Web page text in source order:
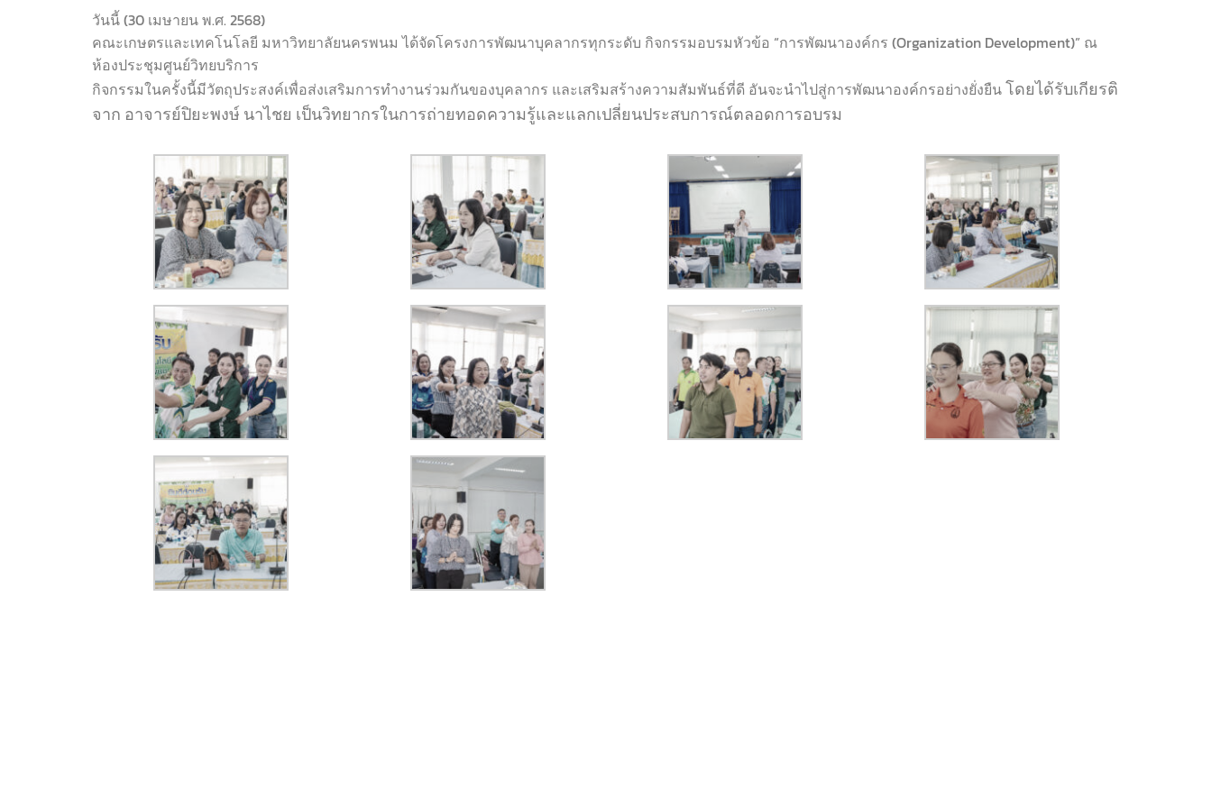
วันนี้ (30 เมษายน พ.ศ. 2568)
คณะเกษตรและเทคโนโลยี มหาวิทยาลัยนครพนม ได้จัดโครงการพัฒนาบุคลากรทุกระดับ กิจกรรมอบรมหัวข้อ “การพัฒนาองค์กร (Organization Development)” ณ
ห้องประชุมศูนย์วิทยบริการ
กิจกรรมในครั้งนี้มีวัตถุประสงค์เพื่อส่งเสริมการทำงานร่วมกันของบุคลากร และเสริมสร้างความสัมพันธ์ที่ดี อันจะนำไปสู่การพัฒนาองค์กรอย่างยั่งยืนโดยได้รับเกียรติ
จาก อาจารย์ปิยะพงษ์ นาไชย เป็นวิทยากรในการถ่ายทอดความรู้และแลกเปลี่ยนประสบการณ์ตลอดการอบรม